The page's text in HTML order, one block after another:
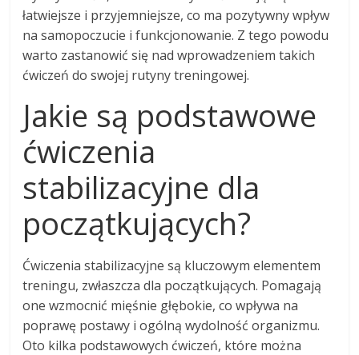
łatwiejsze i przyjemniejsze, co ma pozytywny wpływ
na samopoczucie i funkcjonowanie. Z tego powodu
warto zastanowić się nad wprowadzeniem takich
ćwiczeń do swojej rutyny treningowej.
Jakie są podstawowe
ćwiczenia
stabilizacyjne dla
początkujących?
Ćwiczenia stabilizacyjne są kluczowym elementem
treningu, zwłaszcza dla początkujących. Pomagają
one wzmocnić mięśnie głębokie, co wpływa na
poprawę postawy i ogólną wydolność organizmu.
Oto kilka podstawowych ćwiczeń, które można